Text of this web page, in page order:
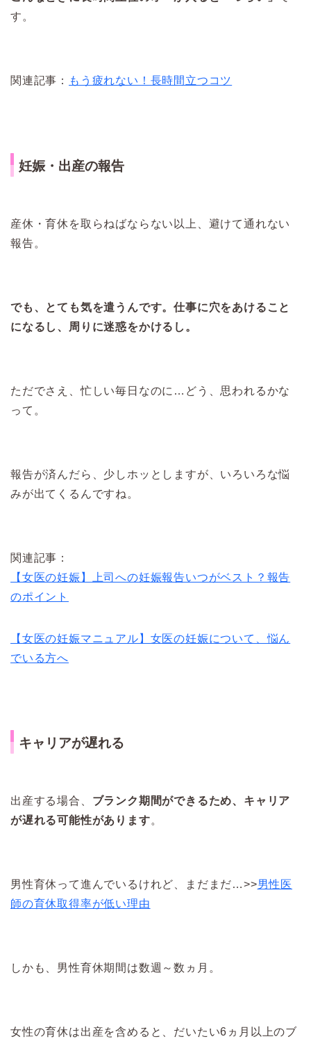
す。
関連記事： もう疲れない！長時間立つコツ
妊娠・出産の報告
産休・育休を取らねばならない以上、避けて通れない
報告。
でも、とても気を遣うんです。仕事に穴をあけること
になるし、周りに迷惑をかけるし。
ただでさえ、忙しい毎日なのに…どう、思われるかな
って。
報告が済んだら、少しホッとしますが、いろいろな悩
みが出てくるんですね。
関連記事：
【女医の妊娠】上司への妊娠報告いつがベスト？報告
のポイント
【女医の妊娠マニュアル】女医の妊娠について、悩ん
でいる方へ
キャリアが遅れる
出産する場合、 ブランク期間ができるため、キャリア
が遅れる可能性があります。
男性育休って進んでいるけれど、まだまだ…>>男性医
師の育休取得率が低い理由
しかも、男性育休期間は数週～数ヵ月。
女性の育休は出産を含めると、だいたい6ヵ月以上のブ